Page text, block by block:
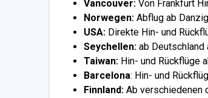
Vancouver:Von Frankfurt
Norwegen:Abflug ab
USA: Direkte Hin- und
Seychellen:ab Deutschland
Taiwan: Hin- und Rückflüge
Barcelona: Hin- und
Finnland: Ab verschiedenen